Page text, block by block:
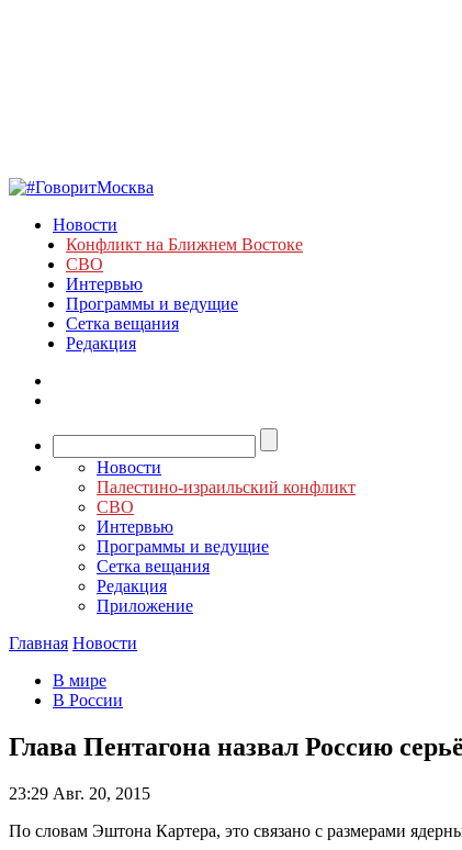
Новости
Конфликт на Ближнем Востоке
СВО
Интервью
Программы и ведущие
Сетка вещания
Редакция
Новости
Палестино-израильский конфликт
СВО
Интервью
Программы и ведущие
Сетка вещания
Редакция
Приложение
Главная Новости
В мире
В России
Глава Пентагона назвал Россию
23:29 Авг. 20, 2015
По словам Эштона Картера, это связано с размерами